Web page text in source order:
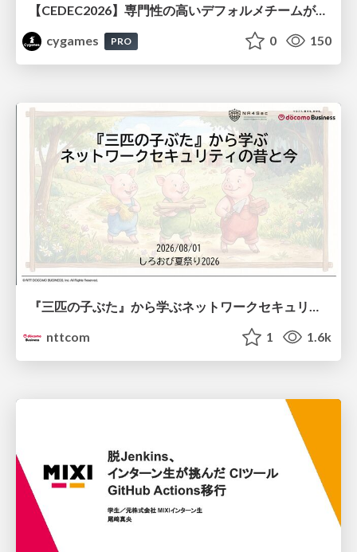
【CEDEC2026】専門性の高いデフォルメチームが挑んだ人材育成戦略 〜Cygames Academiaの企画から実施まで〜
cygames
PRO 0 150
『三匹の子ぶた』から学ぶネットワークセキュリティの昔と今 / Network Security: Then and Now Through the Lens of The Three Little Pigs
nttcom
1 1.6k